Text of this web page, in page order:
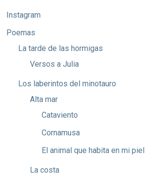
Instagram
Poemas
La tarde de las hormigas
Versos a Julia
Los laberintos del minotauro
Alta mar
Cataviento
Cornamusa
El animal que habita en mi piel
La costa